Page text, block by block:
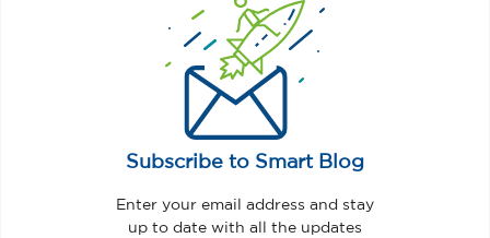
Subscribe to Smart Blog
Enter your email address and stay
up to date with all the updates